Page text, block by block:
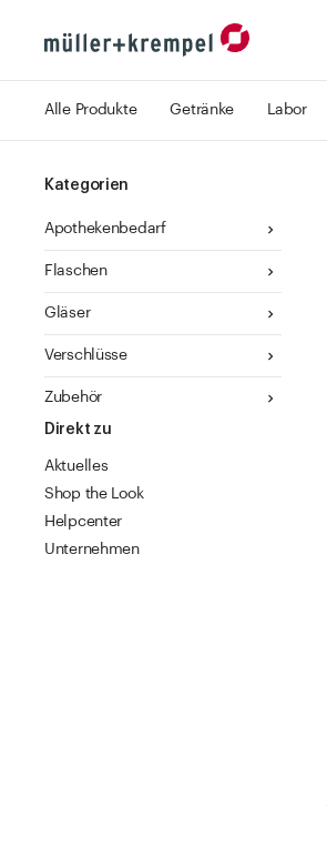
Alle Produkte Getränke Labor
Kategorien
Apothekenbedarf
Flaschen
Gläser
Verschlüsse
Zubehör
Direkt zu
Aktuelles
Shop the Look
Helpcenter
Unternehmen